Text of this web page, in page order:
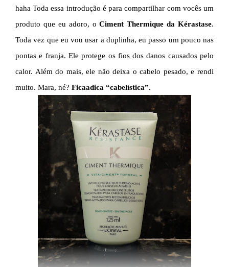
haha Toda essa introdução é para compartilhar com vocês um
produto que eu adoro, oCiment Thermique da Kérastase.
Toda vez que eu vou usar a duplinha, eu passo um pouco nas
pontas e franja. Ele protege os fios dos danos causados pelo
calor. Além do mais, ele não deixa o cabelo pesado, e rendi
muito. Mara, né? Ficaadica “cabelística”.